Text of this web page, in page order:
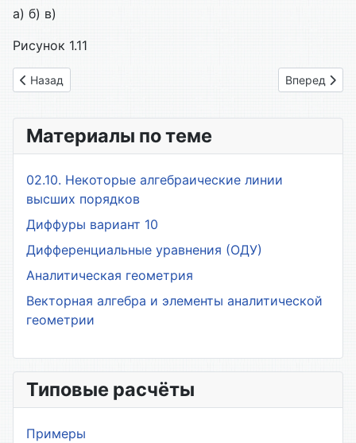
а) б) в)
Рисунок 1.11
Предыдущий: 26. Тригонометрические и обратные им
Назад Следующий:
Вперед
Материалы по теме
02.10. Некоторые алгебраические линии
высших порядков
Диффуры вариант 10
Дифференциальные уравнения (ОДУ)
Аналитическая геометрия
Векторная алгебра и элементы аналитической
геометрии
Типовые расчёты
Примеры